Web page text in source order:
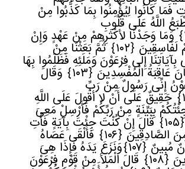
فَمَا کَانُوا لِیُؤْمِنُوا بِمَا کَذَّبُوا مِنْ
اللَّهُ عَلَى قُلُوبِ
وَمَا وَجَدْنَا لأکْثَرِهِمْ مِنْ عَهْدٍ وَإِنْ
لَفَاسِقِینَ ﴿١٠٢﴾ ثُمَّ بَعَثْنَا مِنْ
إِلَى فِرْعَوْنَ وَمَلَئِهِ فَظَلَمُوا بِهَا
عَاقِبَةُ الْمُفْسِدِینَ﴿١٠٣﴾ وَقَالَ
إِنِّی رَسُولٌ مِنْ رَبِّ
حَقِیقٌ عَلَى أَنْ لا أَقُولَ عَلَى اللَّهِ
بِبَیِّنَةٍ مِنْ رَبِّکُمْ فَأَرْسِلْ مَعِیَ
﴿١٠٥﴾ قَالَ إِنْ کُنْتَ جِئْتَ بِآیَةٍ فَأْتِ
الصَّادِقِینَ﴿١٠٦﴾ فَأَلْقَى عَصَاهُ
مُبِینٌ ﴿١٠٧﴾ وَنَزَعَ یَدَهُ فَإِذَا هِیَ
﴿١٠٨﴾ قَالَ الْمَلأ مِنْ قَوْمِ فِرْعَوْنَ